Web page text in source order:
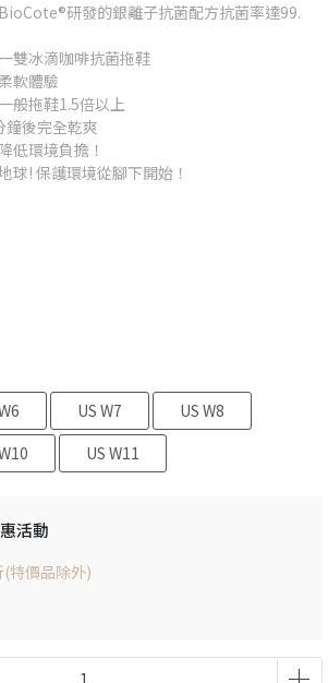
研發的銀離子抗菌配方抗菌率達99.
雙冰滴咖啡抗菌拖鞋
軟體驗
般拖鞋1.5倍以上
鐘後完全乾爽
低環境負擔！
球! 保護環境從腳下開始！
US W7
US W8
US W11
活動
特價品除外)